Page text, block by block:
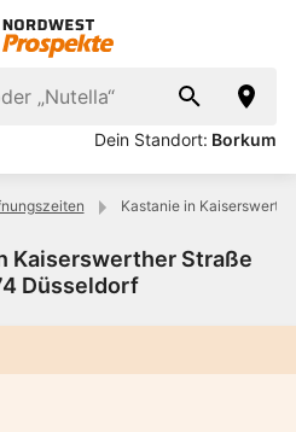
Dein Standort: Borkum
Kastanie in
Kaiserswerther Straße
Düsseldorf